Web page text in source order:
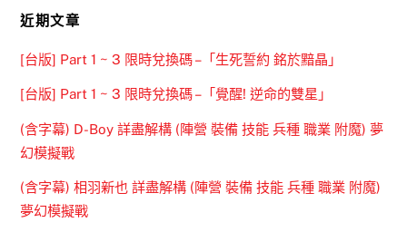
近期文章
[台版] Part 1 ~ 3 限時兌換碼 –「生死誓約 銘於黯晶」
[台版] Part 1 ~ 3 限時兌換碼 –「覺醒! 逆命的雙星」
(含字幕) D-Boy 詳盡解構 (陣營 裝備 技能 兵種 職業 附魔) 夢
幻模擬戰
(含字幕) 相羽新也 詳盡解構 (陣營 裝備 技能 兵種 職業 附魔)
夢幻模擬戰